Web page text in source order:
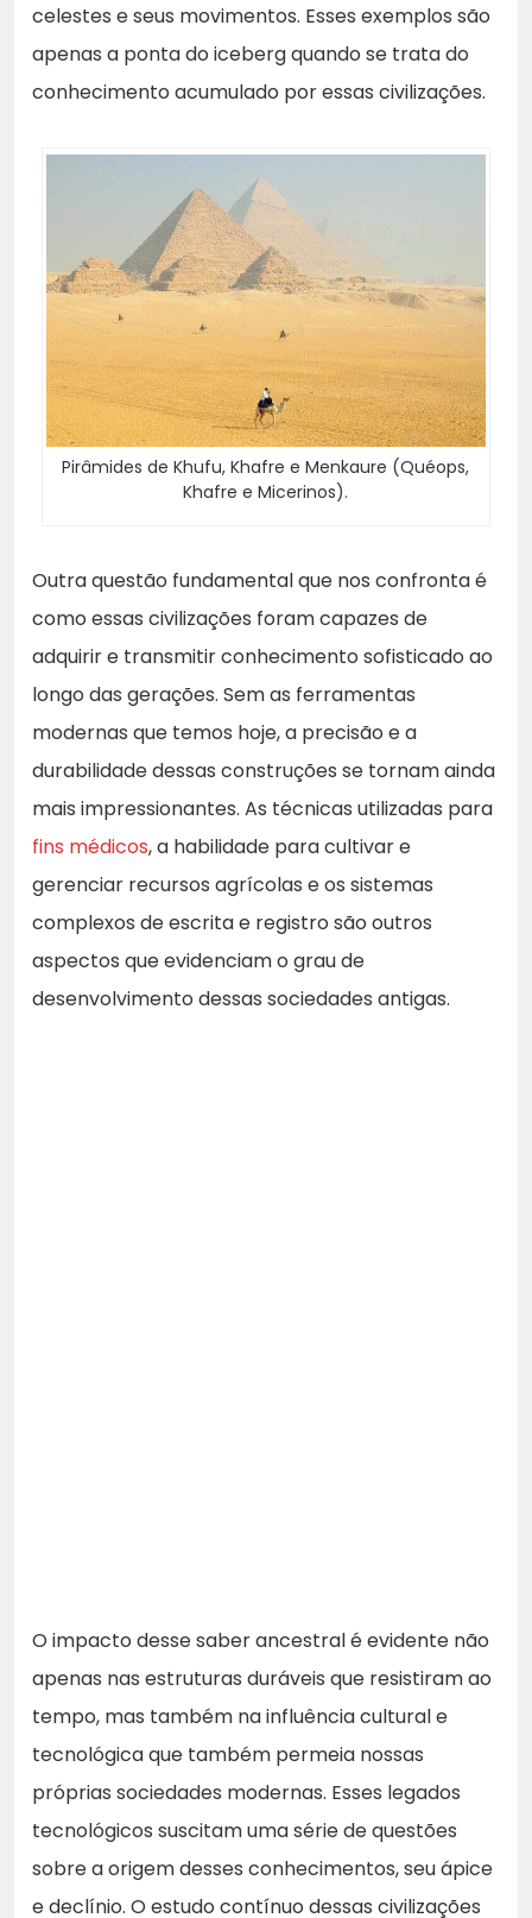
celestes e seus movimentos. Esses exemplos são
apenas a ponta do iceberg quando se trata do
conhecimento acumulado por essas civilizações.
Pirâmides de Khufu, Khafre e Menkaure (Quéops,
Khafre e Micerinos).
Outra questão fundamental que nos confronta é
como essas civilizações foram capazes de
adquirir e transmitir conhecimento sofisticado ao
longo das gerações. Sem as ferramentas
modernas que temos hoje, a precisão e a
durabilidade dessas construções se tornam ainda
mais impressionantes. As técnicas utilizadas para
fins médicos, a habilidade para cultivar e
gerenciar recursos agrícolas e os sistemas
complexos de escrita e registro são outros
aspectos que evidenciam o grau de
desenvolvimento dessas sociedades antigas.
O impacto desse saber ancestral é evidente não
apenas nas estruturas duráveis que resistiram ao
tempo, mas também na influência cultural e
tecnológica que também permeia nossas
próprias sociedades modernas. Esses legados
tecnológicos suscitam uma série de questões
sobre a origem desses conhecimentos, seu ápice
e declínio. O estudo contínuo dessas civilizações